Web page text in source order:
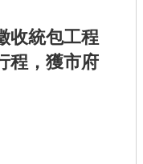
收統包工程
程，獲市府